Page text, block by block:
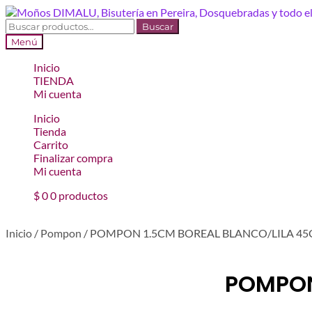
Ir
a
la
navegación
Ir
al
contenido
Buscar
por:
Buscar
Menú
Inicio
TIENDA
Mi cuenta
Inicio
Tienda
Carrito
Finalizar compra
Mi cuenta
$00 productos
Inicio / Pompon / POMPON 1.5CM BOREAL BLANCO/LILA